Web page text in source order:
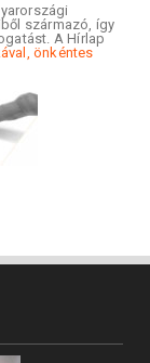
származó, így
A Hírlap
önkéntes